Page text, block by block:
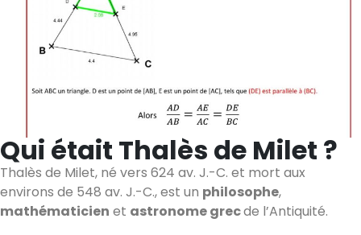
Qui était Thalès de Milet ?
Thalès de Milet, né vers 624 av. J.-C. et mort aux
environs de 548 av. J.-C., est un philosophe,
mathématicien et astronome grecde l’Antiquité.